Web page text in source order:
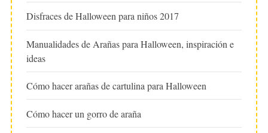
Disfraces de Halloween para niños 2017
Manualidades de Arañas para Halloween, inspiración e
ideas
Cómo hacer arañas de cartulina para Halloween
Cómo hacer un gorro de araña